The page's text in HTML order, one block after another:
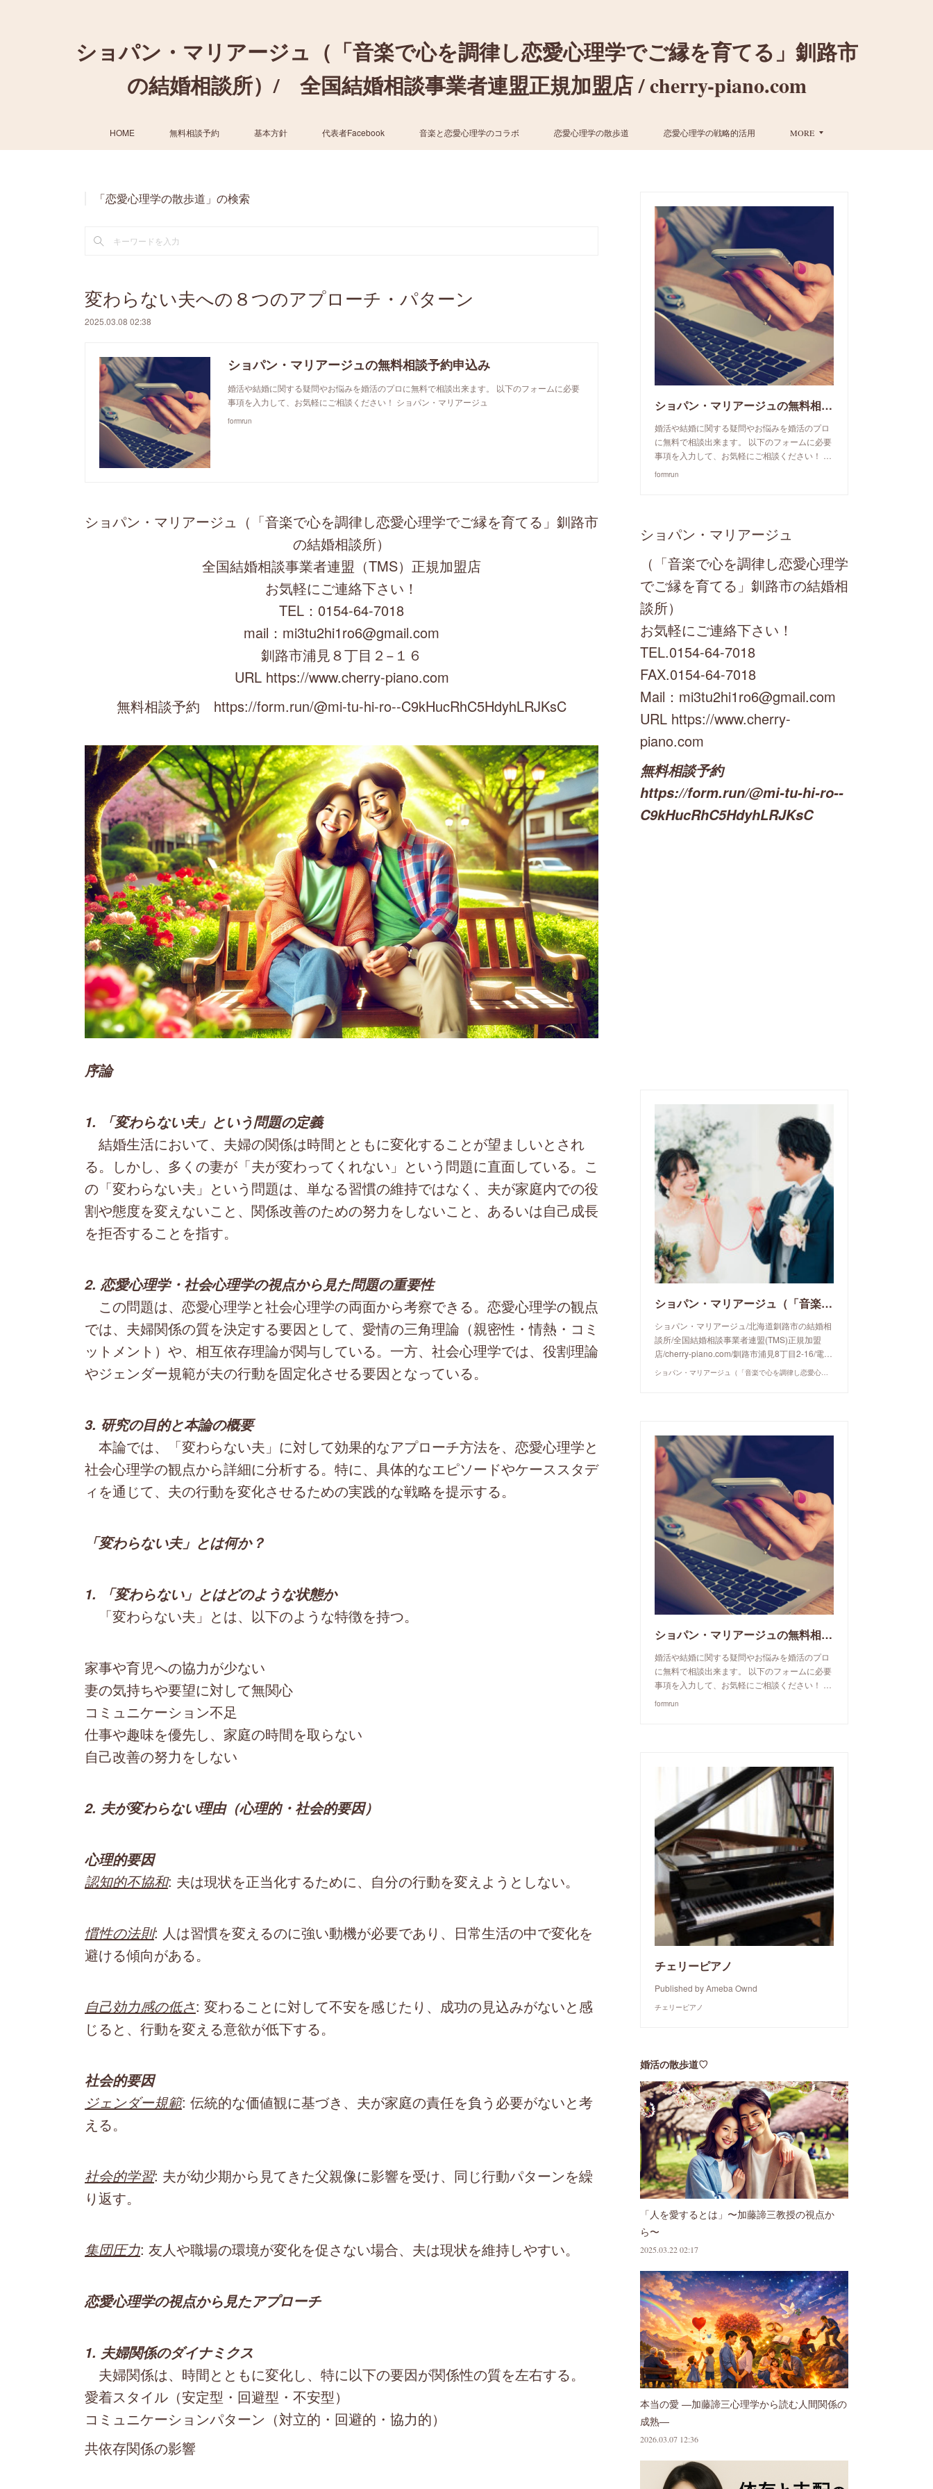
ショパン・マリアージュ（「音楽で心を調律し恋愛心理学でご縁を育てる」釧路市
の結婚相談所）/ 全国結婚相談事業者連盟正規加盟店 / cherry-piano.com
HOME 無料相談予約 基本方針 代表者Facebook 音楽と恋愛心理学のコラボ 恋愛心理学の散歩道 恋愛心理学の戦略的活用 MORE
「恋愛心理学の散歩道」の検索
変わらない夫への８つのアプローチ・パターン
2025.03.08 02:38
ショパン・マリアージュの無料相談予約申込み
婚活や結婚に関する疑問やお悩みを婚活のプロに無料で相談出来ます。 以下のフォームに必要
事項を入力して、お気軽にご相談ください！ ショパン・マリアージュ
formrun
ショパン・マリアージュ（「音楽で心を調律し恋愛心理学でご縁を育てる」釧路市
の結婚相談所）
全国結婚相談事業者連盟（TMS）正規加盟店
お気軽にご連絡下さい！
TEL：0154-64-7018
mail：mi3tu2hi1ro6@gmail.com
釧路市浦見８丁目２−１６
URL https://www.cherry-piano.com
無料相談予約 https://form.run/@mi-tu-hi-ro--C9kHucRhC5HdyhLRJKsC
序論
1. 「変わらない夫」という問題の定義
結婚生活において、夫婦の関係は時間とともに変化することが望ましいとされ
る。しかし、多くの妻が「夫が変わってくれない」という問題に直面している。こ
の「変わらない夫」という問題は、単なる習慣の維持ではなく、夫が家庭内での役
割や態度を変えないこと、関係改善のための努力をしないこと、あるいは自己成長
を拒否することを指す。
2. 恋愛心理学・社会心理学の視点から見た問題の重要性
この問題は、恋愛心理学と社会心理学の両面から考察できる。恋愛心理学の観点
では、夫婦関係の質を決定する要因として、愛情の三角理論（親密性・情熱・コミ
ットメント）や、相互依存理論が関与している。一方、社会心理学では、役割理論
やジェンダー規範が夫の行動を固定化させる要因となっている。
3. 研究の目的と本論の概要
本論では、「変わらない夫」に対して効果的なアプローチ方法を、恋愛心理学と
社会心理学の観点から詳細に分析する。特に、具体的なエピソードやケーススタデ
ィを通じて、夫の行動を変化させるための実践的な戦略を提示する。
「変わらない夫」とは何か？
1. 「変わらない」とはどのような状態か
「変わらない夫」とは、以下のような特徴を持つ。
家事や育児への協力が少ない
妻の気持ちや要望に対して無関心
コミュニケーション不足
仕事や趣味を優先し、家庭の時間を取らない
自己改善の努力をしない
2. 夫が変わらない理由（心理的・社会的要因）
心理的要因
認知的不協和: 夫は現状を正当化するために、自分の行動を変えようとしない。
慣性の法則: 人は習慣を変えるのに強い動機が必要であり、日常生活の中で変化を
避ける傾向がある。
自己効力感の低さ: 変わることに対して不安を感じたり、成功の見込みがないと感
じると、行動を変える意欲が低下する。
社会的要因
ジェンダー規範: 伝統的な価値観に基づき、夫が家庭の責任を負う必要がないと考
える。
社会的学習: 夫が幼少期から見てきた父親像に影響を受け、同じ行動パターンを繰
り返す。
集団圧力: 友人や職場の環境が変化を促さない場合、夫は現状を維持しやすい。
恋愛心理学の視点から見たアプローチ
1. 夫婦関係のダイナミクス
夫婦関係は、時間とともに変化し、特に以下の要因が関係性の質を左右する。
愛着スタイル（安定型・回避型・不安型）
コミュニケーションパターン（対立的・回避的・協力的）
共依存関係の影響
ショパン・マリアージュの無料相談予約申込み
婚活や結婚に関する疑問やお悩みを婚活のプロ
に無料で相談出来ます。 以下のフォームに必要
事項を入力して、お気軽にご相談ください！ …
formrun
ショパン・マリアージュ
（「音楽で心を調律し恋愛心理学
でご縁を育てる」釧路市の結婚相
談所）
お気軽にご連絡下さい！
TEL.0154-64-7018
FAX.0154-64-7018
Mail：mi3tu2hi1ro6@gmail.com
URL https://www.cherry-
piano.com
無料相談予約
https://form.run/@mi-tu-hi-ro--
C9kHucRhC5HdyhLRJKsC
ショパン・マリアージュ（「音楽で心を調律し恋愛心理学でご縁を育てる」釧路市の結婚相談所）/ 全国結婚相談事業者連盟正規加盟店 / cherry-piano.com
ショパン・マリアージュ/北海道釧路市の結婚相
談所/全国結婚相談事業者連盟(TMS)正規加盟
店/cherry-piano.com/釧路市浦見8丁目2-16/電…
ショパン・マリアージュ（「音楽で心を調律し恋愛心理学でご縁を育てる」釧路市の結婚相談所）/ 全国結婚相談事業者連盟正規加盟店 / cherry-piano.com
ショパン・マリアージュの無料相談予約申込み
婚活や結婚に関する疑問やお悩みを婚活のプロ
に無料で相談出来ます。 以下のフォームに必要
事項を入力して、お気軽にご相談ください！ …
formrun
チェリーピアノ
Published by Ameba Ownd
チェリーピアノ
婚活の散歩道♡
「人を愛するとは」〜加藤諦三教授の視点か
ら〜
2025.03.22 02:17
本当の愛 ―加藤諦三心理学から読む人間関係の
成熟―
2026.03.07 12:36